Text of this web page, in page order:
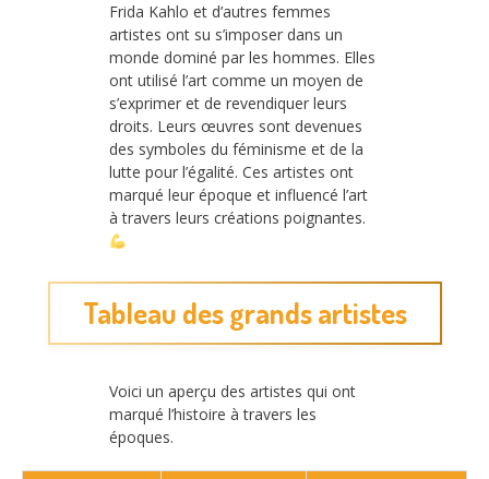
Frida Kahlo et d’autres femmes
artistes ont su s’imposer dans un
monde dominé par les hommes. Elles
ont utilisé l’art comme un moyen de
s’exprimer et de revendiquer leurs
droits. Leurs œuvres sont devenues
des symboles du féminisme et de la
lutte pour l’égalité. Ces artistes ont
marqué leur époque et influencé l’art
à travers leurs créations poignantes.
Tableau des grands artistes
Voici un aperçu des artistes qui ont
marqué l’histoire à travers les
époques.